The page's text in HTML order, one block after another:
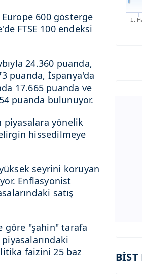
600 gösterge
FTSE 100 endeksi
24.360 puanda,
puanda, İspanya'da
17.665 puanda ve
puanda bulunuyor.
yönelik
hissedilmeye
seyrini koruyan
Enflasyonist
satış
göre "şahin" tarafa
faizini 25 baz
1.